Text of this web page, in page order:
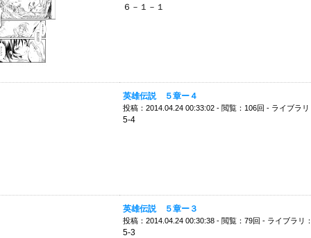
６－１－１
英雄伝説 ５章ー４
投稿：2014.04.24 00:33:02 - 閲覧：106回 - ライブラリ
5-4
英雄伝説 ５章ー３
投稿：2014.04.24 00:30:38 - 閲覧：79回 - ライブラリ
5-3